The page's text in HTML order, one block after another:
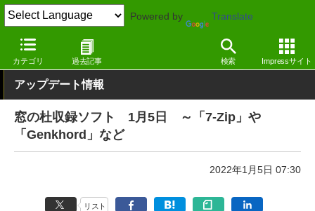
Powered by Translate
カテゴリ 過去記事 検索 Impressサイト
窓の杜 その他の話題 アップデート
アップデート情報
窓の杜収録ソフト 1月5日 ～「7-Zip」や
「Genkhord」など
2022年1月5日 07:30
リスト